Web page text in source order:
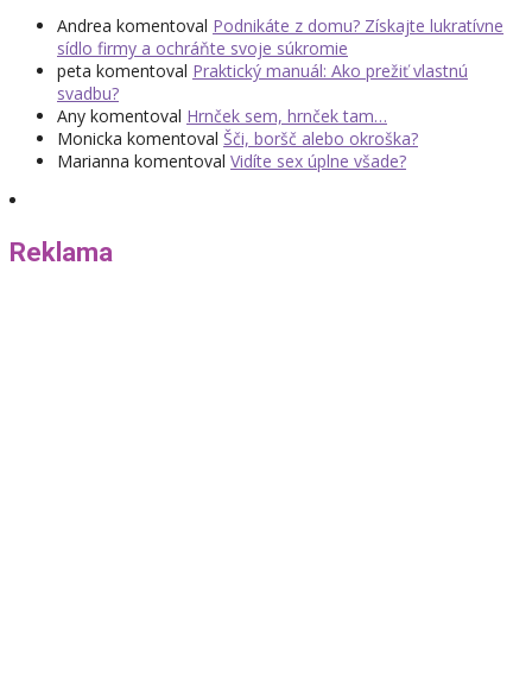
Andrea komentoval Podnikáte z domu? Získajte lukratívne
sídlo firmy a ochráňte svoje súkromie
peta komentoval Praktický manuál: Ako prežiť vlastnú
svadbu?
Any komentoval Hrnček sem, hrnček tam…
Monicka komentoval Šči, boršč alebo okroška?
Marianna komentoval Vidíte sex úplne všade?
Reklama